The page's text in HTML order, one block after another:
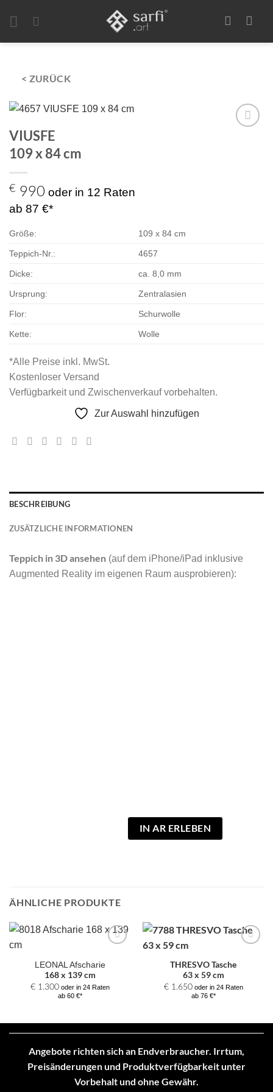
< ZURÜCK
VIUSFE
109 x 84 cm
€ 990 oder in 12 Raten
ab 87 €*
Größe: 109 x 84 cm
Teppich-Nr.: 4657
Dicke: ca. 8,0 mm
Ursprung: Zentralasien
Flor: Schurwolle
Kette: Wolle
*Alle Preise inkl. MwSt.
Kostenloser Versand
Verfügbarkeit und Zwischenverkauf vorbehalten.
Zur Auswahl hinzufügen
BESCHREIBUNG
ZUSÄTZLICHE INFORMATIONEN
Teppich in 3D ansehen (auf dem iPhone/iPad inklusive
Augmented Reality im eigenen Raum ausprobieren):
IN AR ERLEBEN
ÄHNLICHE PRODUKTE
Auswahl
hinzufügen
LEONAL Afscharie
168 x 139 cm
€1.300 oder in 24 Raten
ab 60 €*
Auswahl
hinzufügen
THRESVO Tasche
63 x 59 cm
€1.650 oder in 24 Raten
ab 76 €*
Angebote richten sich an Endverbraucher. Irrtum,
Preisänderungen und Produktverfügbarkeit unter
Vorbehalt und ohne Gewähr.